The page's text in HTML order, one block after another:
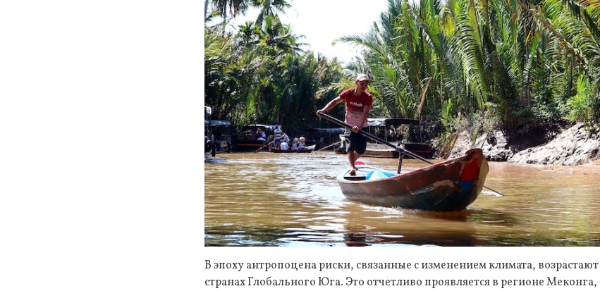
В эпоху антропоцена риски, связанные с изменением климата,
странах Глобального Юга. Это отчетливо проявляется в регионе